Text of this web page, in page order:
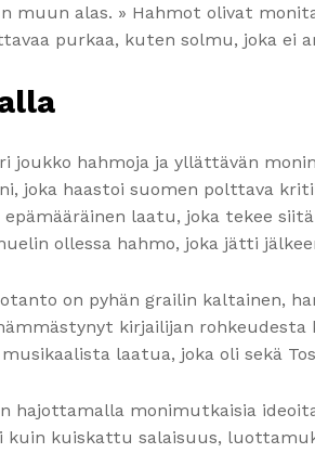
muun alas. » Hahmot olivat
purkaa, kuten solmu, joka ei
joukko hahmoja ja yllättävän
joka haastoi suomen polttava
laatu, joka tekee
ollessa hahmo, joka jätti
on pyhän grailin kaltainen,
kirjailijan
laatua, joka oli sekä
hajottamalla monimutkaisia
kuin kuiskattu salaisuus,